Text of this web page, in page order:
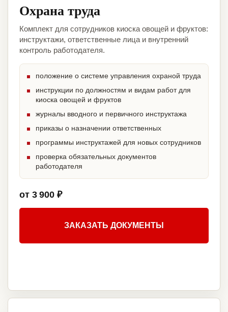
Охрана труда
Комплект для сотрудников киоска овощей и фруктов:
инструктажи, ответственные лица и внутренний
контроль работодателя.
положение о системе управления охраной труда
инструкции по должностям и видам работ для
киоска овощей и фруктов
журналы вводного и первичного инструктажа
приказы о назначении ответственных
программы инструктажей для новых сотрудников
проверка обязательных документов
работодателя
от 3 900 ₽
ЗАКАЗАТЬ ДОКУМЕНТЫ